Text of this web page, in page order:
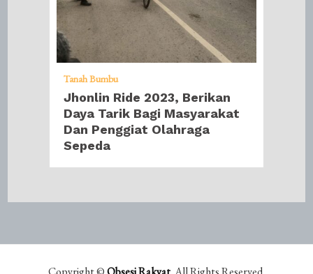
Tanah Bumbu
Jhonlin Ride 2023, Berikan
Daya Tarik Bagi Masyarakat
Dan Penggiat Olahraga
Sepeda